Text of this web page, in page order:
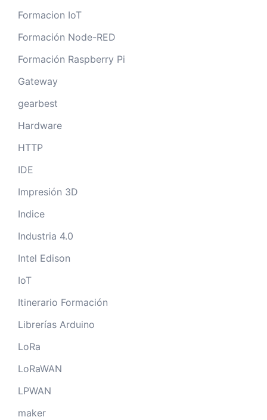
Formacion IoT
Formación Node-RED
Formación Raspberry Pi
Gateway
gearbest
Hardware
HTTP
IDE
Impresión 3D
Indice
Industria 4.0
Intel Edison
IoT
Itinerario Formación
Librerías Arduino
LoRa
LoRaWAN
LPWAN
maker